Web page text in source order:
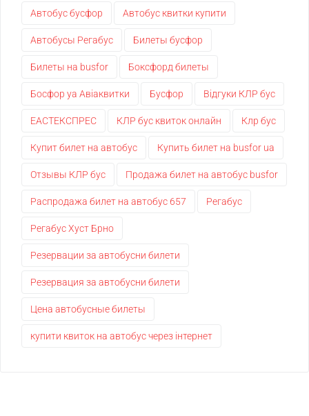
Автобус бусфор Автобус квитки купити
Автобусы Регабус Билеты бусфор
Билеты на busfor Боксфорд билеты
Босфор уа Авіаквитки Бусфор Відгуки КЛР бус
ЕАСТЕКСПРЕС КЛР бус квиток онлайн Клр бус
Купит билет на автобус Купить билет на busfor ua
Отзывы КЛР бус Продажа билет на автобус busfor
Распродажа билет на автобус 657 Регабус
Регабус Хуст Брно
Резервации за автобусни билети
Резервация за автобусни билети
Цена автобусные билеты
купити квиток на автобус через інтернет